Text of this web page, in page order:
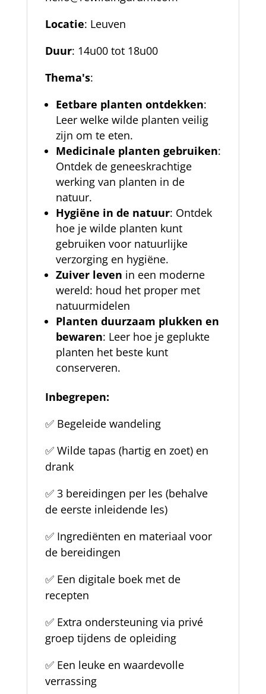
Locatie: Leuven
Duur: 14u00 tot 18u00
Thema's:
Eetbare planten ontdekken:
Leer welke wilde planten veilig
zijn om te eten.
Medicinale planten gebruiken:
Ontdek de geneeskrachtige
werking van planten in de
natuur.
Hygiëne in de natuur: Ontdek
hoe je wilde planten kunt
gebruiken voor natuurlijke
verzorging en hygiëne.
Zuiver leven in een moderne
wereld: houd het proper met
natuurmidelen
Planten duurzaam plukken en
bewaren: Leer hoe je geplukte
planten het beste kunt
conserveren.
Inbegrepen:
✅ Begeleide wandeling
✅ Wilde tapas (hartig en zoet) en
drank
✅ 3 bereidingen per les (behalve
de eerste inleidende les)
✅ Ingrediënten en materiaal voor
de bereidingen
✅ Een digitale boek met de
recepten
✅ Extra ondersteuning via privé
groep tijdens de opleiding
✅ Een leuke en waardevolle
verrassing